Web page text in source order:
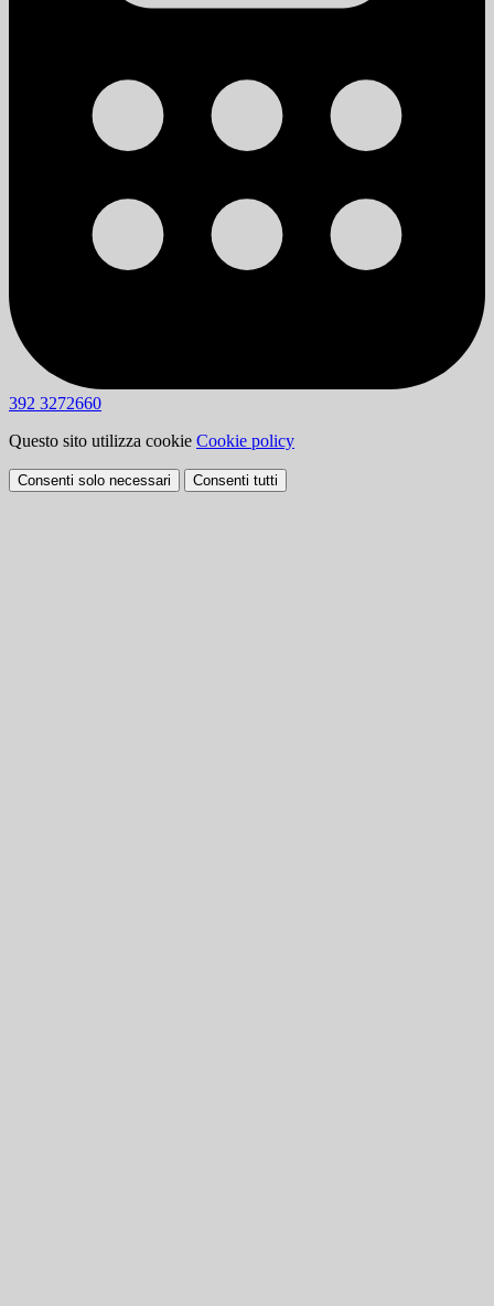
392 3272660
Questo sito utilizza cookie Cookie policy
Consenti solo necessari Consenti tutti